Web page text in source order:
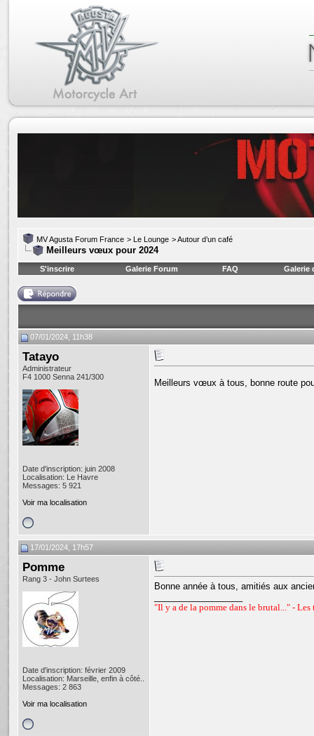
MV Agusta Forum France > Le Lounge >Autour d’un café
Meilleurs vœux pour 2024
S'inscrire Galerie Forum FAQ Galerie
07/01/2024, 11h38
Tatayo
Administrateur
F4 1000 Senna 241/300
Date d'inscription: juin 2008
Localisation: Le Havre
Messages: 5 921
Voir ma localisation
Meilleurs vœux à tous, bonne route
17/01/2024, 17h57
Pomme
Rang 3 - John Surtees
Date d'inscription: février 2009
Localisation: Marseille, enfin à côté..
Messages: 2 863
Voir ma localisation
Bonne année à tous, amitiés aux
"Il y a de la pomme dans le brutal..." -